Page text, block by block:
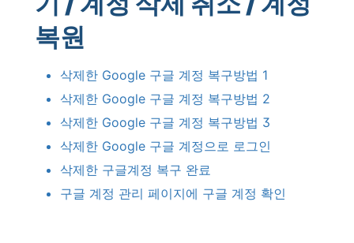
복원
삭제한 Google 구글 계정 복구방법 1
삭제한 Google 구글 계정 복구방법 2
삭제한 Google 구글 계정 복구방법 3
삭제한 Google 구글 계정으로 로그인
삭제한 구글계정 복구 완료
구글 계정 관리 페이지에 구글 계정 확인